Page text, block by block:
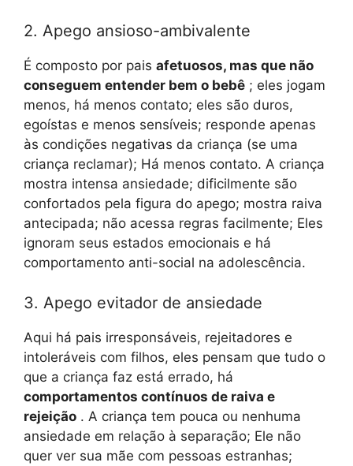
2. Apego ansioso-ambivalente
É composto por pais afetuosos, mas que não
conseguem entender bem o bebê ; eles jogam
menos, há menos contato; eles são duros,
egoístas e menos sensíveis; responde apenas
às condições negativas da criança (se uma
criança reclamar); Há menos contato. A criança
mostra intensa ansiedade; dificilmente são
confortados pela figura do apego; mostra raiva
antecipada; não acessa regras facilmente; Eles
ignoram seus estados emocionais e há
comportamento anti-social na adolescência.
3. Apego evitador de ansiedade
Aqui há pais irresponsáveis, rejeitadores e
intoleráveis ​​com filhos, eles pensam que tudo o
que a criança faz está errado, há
comportamentos contínuos de raiva e
rejeição . A criança tem pouca ou nenhuma
ansiedade em relação à separação; Ele não
quer ver sua mãe com pessoas estranhas;